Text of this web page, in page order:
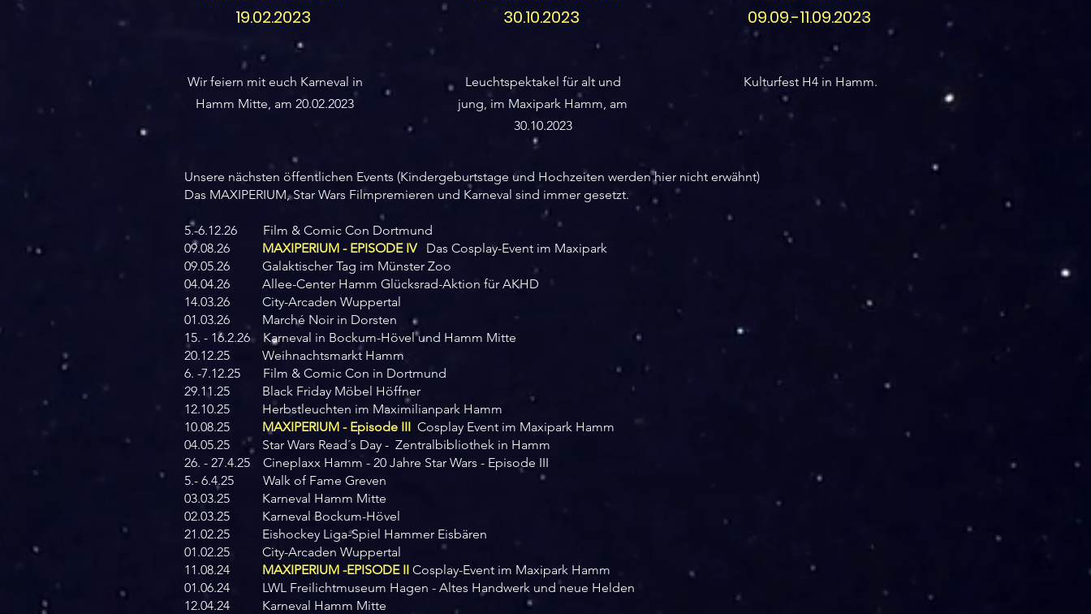
19.02.2023
Wir feiern mit euch Karneval in
Hamm Mitte, am 20.02.2023
30.10.2023
Leuchtspektakel für alt und
jung, im Maxipark Hamm, am
30.10.2023
09.09.-11.09.2023
Kulturfest H4 in Hamm.
Unsere nächsten öffentlichen Events (Kindergeburtstage und Hochzeiten werden hier nicht erwähnt)
Das MAXIPERIUM, Star Wars Filmpremieren und Karneval sind immer gesetzt.
5.-6.12.26 Film & Comic Con Dortmund
09.08.26 MAXIPERIUM - EPISODE IVDas Cosplay-Event im Maxipark
09.05.26 Galaktischer Tag im Münster Zoo
04.04.26 Allee-Center Hamm Glücksrad-Aktion für AKHD
14.03.26 City-Arcaden Wuppertal
01.03.26 Marché Noir in Dorsten
15. - 16.2.26 Karneval in Bockum-Hövel und Hamm Mitte
20.12.25 Weihnachtsmarkt Hamm
6. -7.12.25 Film & Comic Con in Dortmund
29.11.25 Black Friday Möbel Höffner
12.10.25 Herbstleuchten im Maximilianpark Hamm
10.08.25 MAXIPERIUM - Episode III Cosplay Event im Maxipark Hamm
04.05.25 Star Wars Read´s Day - Zentralbibliothek in Hamm
26. - 27.4.25 Cineplaxx Hamm - 20 Jahre Star Wars - Episode III
5.- 6.4.25 Walk of Fame Greven
03.03.25 Karneval Hamm Mitte
02.03.25 Karneval Bockum-Hövel
21.02.25 Eishockey Liga-Spiel Hammer Eisbären
01.02.25 City-Arcaden Wuppertal
11.08.24 MAXIPERIUM -EPISODE II Cosplay-Event im Maxipark Hamm
01.06.24 LWL Freilichtmuseum Hagen - Altes Handwerk und neue Helden
12.04.24 Karneval Hamm Mitte